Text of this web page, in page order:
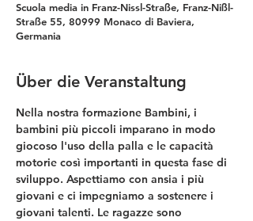
Scuola media in Franz-Nissl-Straße, Franz-Nißl-
Straße 55, 80999 Monaco di Baviera,
Germania
Über die Veranstaltung
Nella nostra formazione Bambini, i
bambini più piccoli imparano in modo
giocoso l'uso della palla e le capacità
motorie così importanti in questa fase di
sviluppo. Aspettiamo con ansia i più
giovani e ci impegniamo a sostenere i
giovani talenti. Le ragazze sono